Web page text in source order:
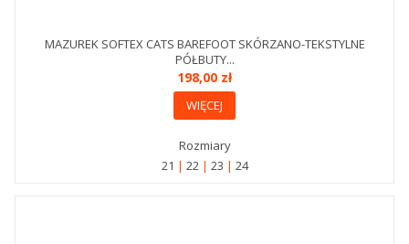
MAZUREK SOFTEX CATS BAREFOOT SKÓRZANO-TEKSTYLNE
PÓŁBUTY...
198,00 zł
WIĘCEJ
Rozmiary
21
22 23 24